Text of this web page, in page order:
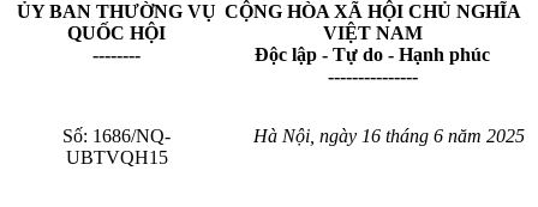
ỦY BAN THƯỜNG VỤ
QUỐC HỘI
--------
CỘNG HÒA XÃ HỘI CHỦ NGHĨA
VIỆT NAM
Độc lập - Tự do - Hạnh phúc
---------------
Số: 1686/NQ-
UBTVQH15
Hà Nội, ngày 16 tháng 6 năm 2025